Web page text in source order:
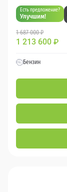
Есть предложение?
Улучшим!
1 687 000 ₽
1 213 600 ₽
Бензин